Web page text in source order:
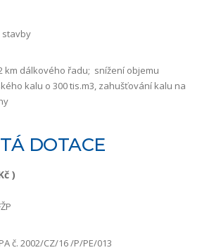
stavby
km dálkového řadu; snížení objemu
kalu o 300 tis.m3, zahušťování kalu na
DOTACE
)
č. 2002/CZ/16 /P/PE/013